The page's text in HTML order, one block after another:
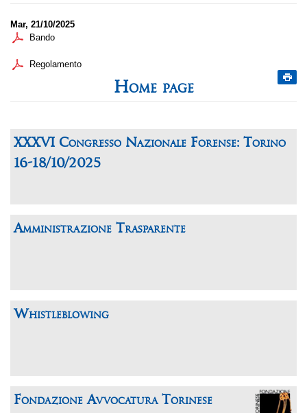
Mar, 21/10/2025
Bando
Regolamento
Home page
XXXVI Congresso Nazionale Forense: Torino
16-18/10/2025
Amministrazione Trasparente
Whistleblowing
Fondazione Avvocatura Torinese